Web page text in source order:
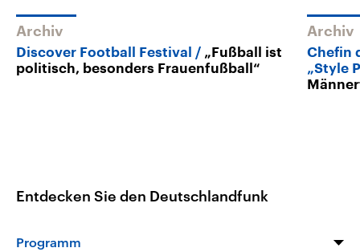
Archiv
Discover Football Festival
„Fußball ist
politisch, besonders Frauenfußball“
Archiv
Chefin
„Style
Entdecken Sie den Deutschlandfunk
Programm